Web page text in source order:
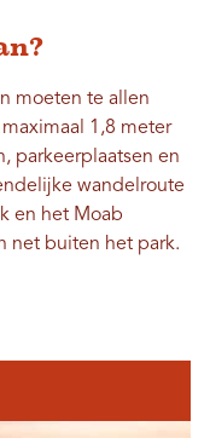
moeten te allen
1,8 meter
parkeerplaatsen en
wandelroute
en het Moab
net buiten het park.